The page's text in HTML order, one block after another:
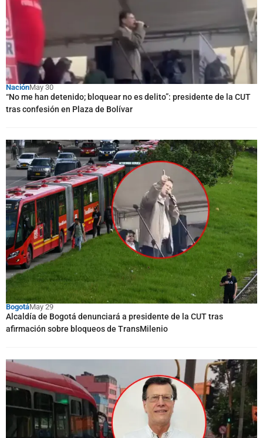
NaciónMay 30
“No me han detenido; bloquear no es delito”: presidente de la CUT
tras confesión en Plaza de Bolívar
BogotáMay 29
Alcaldía de Bogotá denunciará a presidente de la CUT tras
afirmación sobre bloqueos de TransMilenio